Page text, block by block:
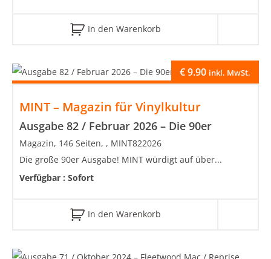
In den Warenkorb
MINT – Magazin für Vinylkultur
Ausgabe 82 / Februar 2026 – Die 90er
€9.90 inkl. MwSt.
Magazin, 146 Seiten, , MINT822026
Die große 90er Ausgabe! MINT würdigt auf über...
Verfügbar : Sofort
In den Warenkorb